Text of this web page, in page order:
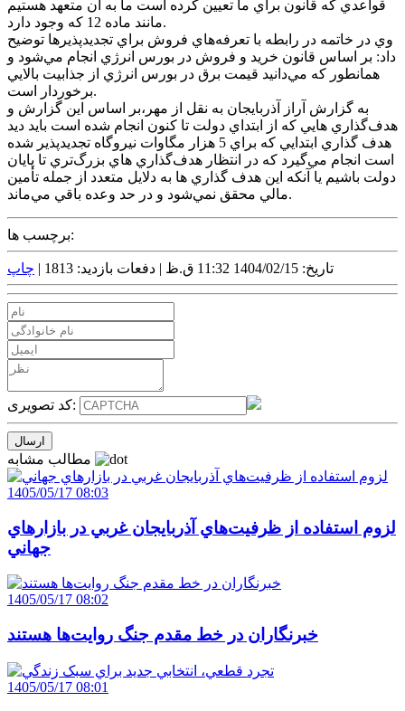
قواعدي که قانون براي ما تعيين کرده است ما به آن متعهد هستيم
مانند ماده 12 که وجود دارد.
وي در خاتمه در رابطه با تعرفه‌هاي فروش براي تجديدپذيرها توضيح
داد: بر اساس قانون خريد و فروش در بورس انرژي انجام مي‌شود و
همانطور که مي‌دانيد قيمت برق در بورس انرژي از جذابيت بالايي
برخوردار است.
به گزارش آراز آذربايجان به نقل از مهر،بر اساس اين گزارش و
هدف‌گذاري هايي که از ابتداي دولت تا کنون انجام شده است بايد ديد
هدف گذاري ابتدايي که براي 5 هزار مگاوات نيروگاه تجديدپذير شده
است انجام مي‌گيرد که در انتظار هدف‌گذاري هاي بزرگ‌تري تا پايان
دولت باشيم يا آنکه اين هدف گذاري ها به دلايل متعدد از جمله تأمين
مالي محقق نمي‌شود و در حد وعده باقي مي‌ماند.
برچسب ها:
تاریخ: 1404/02/15 11:32 ق.ظ | دفعات بازدید: 1813 | چاپ
کد تصویری:
1405/05/17 08:03
لزوم استفاده از ظرفيت‌هاي آذربايجان غربي در بازارهاي
جهاني
1405/05/17 08:02
خبرنگاران در خط مقدم جنگ روايت‌ها هستند
1405/05/17 08:01